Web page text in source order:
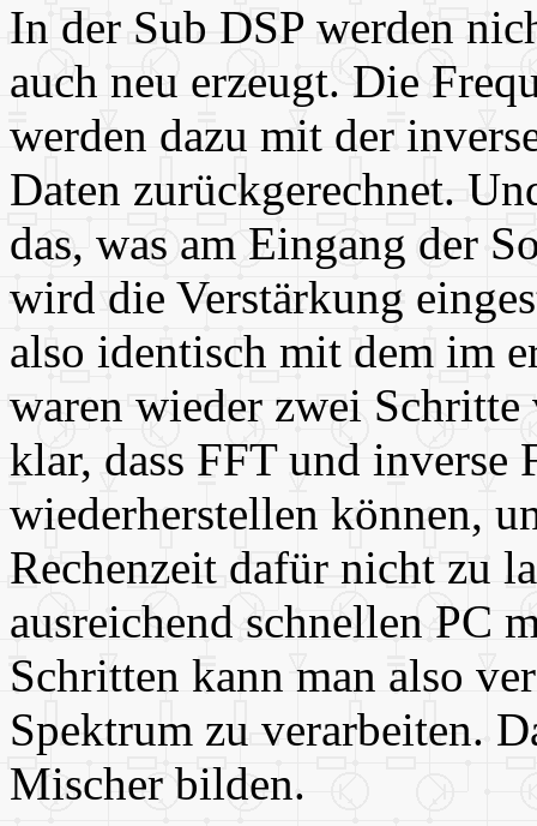
In der Sub DSP werden
auch neu erzeugt. Die
werden dazu mit der
Daten zurückgerechnet.
das, was am Eingang der
wird die Verstärkung
also identisch mit dem im
waren wieder zwei
klar, dass FFT und inverse
wiederherstellen können,
Rechenzeit dafür nicht zu
ausreichend schnellen PC
Schritten kann man also
Spektrum zu verarbeiten.
Mischer bilden.